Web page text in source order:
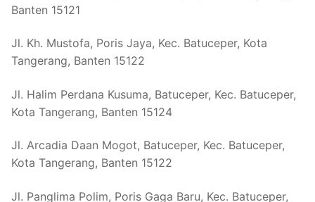
Banten 15121
Jl. Kh. Mustofa, Poris Jaya, Kec. Batuceper, Kota
Tangerang, Banten 15122
Jl. Halim Perdana Kusuma, Batuceper, Kec. Batuceper,
Kota Tangerang, Banten 15124
Jl. Arcadia Daan Mogot, Batuceper, Kec. Batuceper,
Kota Tangerang, Banten 15122
Jl. Panglima Polim, Poris Gaga Baru, Kec. Batuceper,